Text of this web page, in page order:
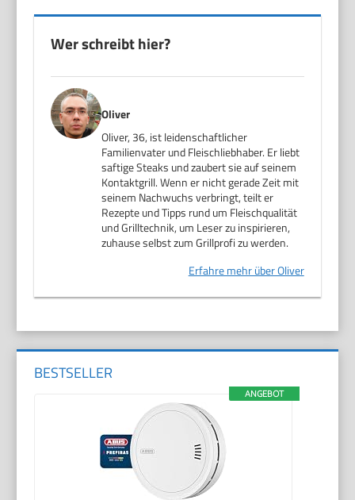
Wer schreibt hier?
Oliver
Oliver, 36, ist leidenschaftlicher
Familienvater und Fleischliebhaber. Er liebt
saftige Steaks und zaubert sie auf seinem
Kontaktgrill. Wenn er nicht gerade Zeit mit
seinem Nachwuchs verbringt, teilt er
Rezepte und Tipps rund um Fleischqualität
und Grilltechnik, um Leser zu inspirieren,
zuhause selbst zum Grillprofi zu werden.
Erfahre mehr über Oliver
BESTSELLER
ANGEBOT